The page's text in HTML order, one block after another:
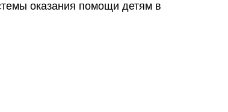
оказания помощи детям в